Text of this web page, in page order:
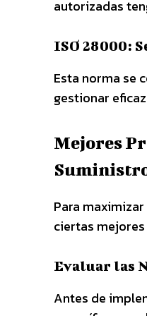
autorizadas
ISO 28000:
Esta norma se
gestionar
Mejores
Para
ciertas
Evaluar las
Antes de